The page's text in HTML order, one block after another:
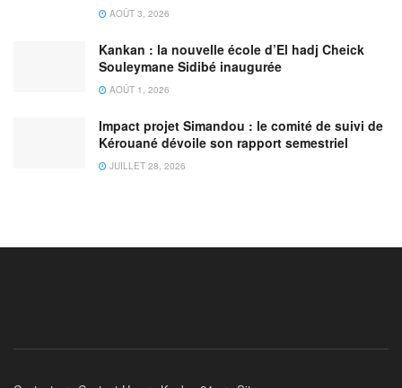
AOÛT 3, 2026
Kankan : la nouvelle école d’El hadj Cheick
Souleymane Sidibé inaugurée
AOÛT 1, 2026
Impact projet Simandou : le comité de suivi de
Kérouané dévoile son rapport semestriel
JUILLET 28, 2026